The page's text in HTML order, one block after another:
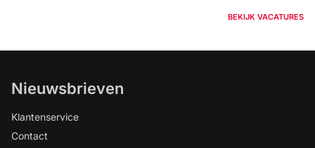
BEKIJK VACATURES
Nieuwsbrieven
Klantenservice
Contact